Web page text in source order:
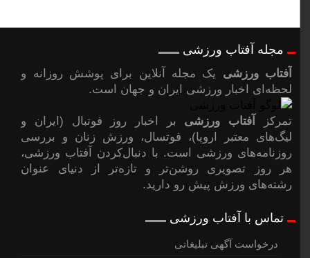
مجله آفتاب ورزشی
آفتاب ورزشییک مجله آنلاین برای پوشش روزانه و
لحظه‌ای اخبار ورزشی ایران و جهان است.
تمرکز آفتاب ورزشیبر اخبار روز فوتبال (ایران و
لیگ‌های معتبر اروپا)، فوتسال، ورزش زنان و بررسی
روزنامه‌های ورزشی است. با دنبال‌کردن آفتاب ورزشی،
هر روز تصویری روشن‌تر و تازه‌تر از دنیای عنوان
رشته‌های ورزش پیشِ رو دارید.
تماس با آفتاب ورزشی
درخواست آگهی تبلیغاتی